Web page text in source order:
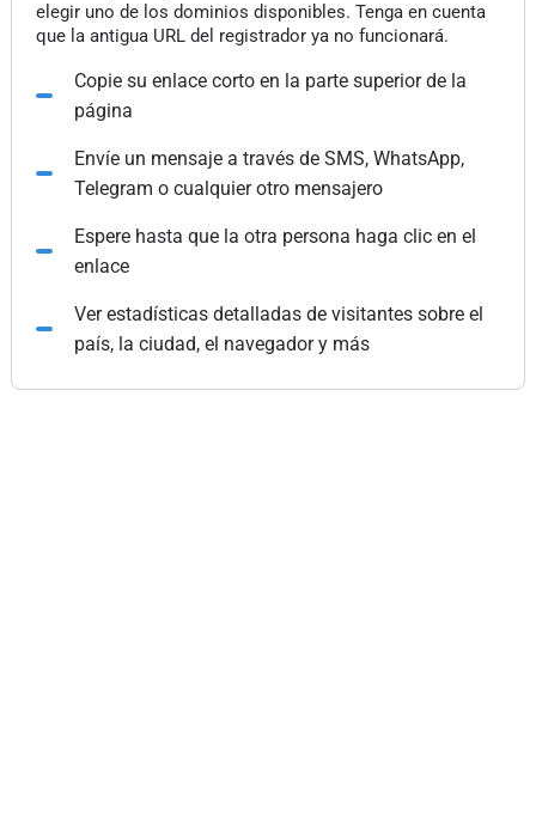
elegir uno de los dominios disponibles. Tenga en cuenta
que la antigua URL del registrador ya no funcionará.
Copie su enlace corto en la parte superior de la
página
Envíe un mensaje a través de SMS, WhatsApp,
Telegram o cualquier otro mensajero
Espere hasta que la otra persona haga clic en el
enlace
Ver estadísticas detalladas de visitantes sobre el
país, la ciudad, el navegador y más